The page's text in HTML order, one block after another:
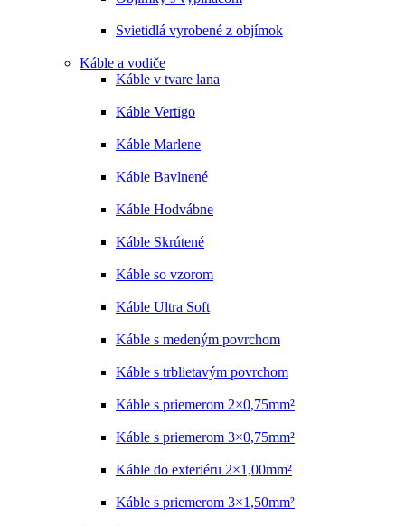
Svietidlá vyrobené z objímok
Káble a vodiče
Káble v tvare lana
Káble Vertigo
Káble Marlene
Káble Bavlnené
Káble Hodvábne
Káble Skrútené
Káble so vzorom
Káble Ultra Soft
Káble s medeným povrchom
Káble s trblietavým povrchom
Káble s priemerom 2×0,75mm²
Káble s priemerom 3×0,75mm²
Káble do exteriéru 2×1,00mm²
Káble s priemerom 3×1,50mm²